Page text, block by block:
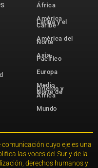
África
América
Latina y el
Caribe
América del
Norte
Asia-
Pacífico
Europa
Medio
Oriente y
Norte de
África
Mundo
cuyo eje es una
las voces del Sur y de la
derechos humanos y